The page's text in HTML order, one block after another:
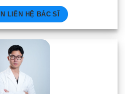
LIÊN HỆ BÁC SĨ